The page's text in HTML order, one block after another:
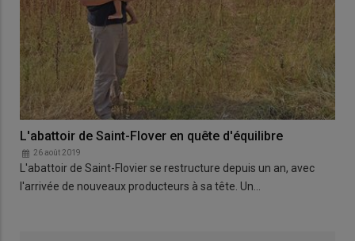
L'abattoir de Saint-Flover en quête d'équilibre
26 août 2019
L'abattoir de Saint-Flovier se restructure depuis un an, avec
l'arrivée de nouveaux producteurs à sa tête. Un…